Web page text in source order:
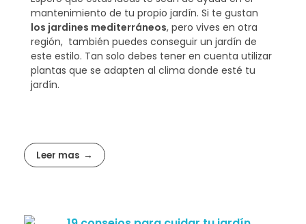
mantenimiento de tu propio jardín. Si te gustan
los jardines mediterráneos, pero vives en otra
región, también puedes conseguir un jardín de
este estilo. Tan solo debes tener en cuenta utilizar
plantas que se adapten al clima donde esté tu
jardín.
Leer mas